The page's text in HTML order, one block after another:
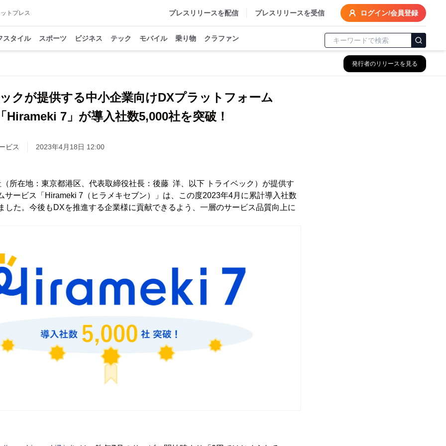
トプレス プレスリリースを配信 プレスリリースを受信 ログイン/会員登録
スタイル スポーツ ビジネス テック モバイル 乗り物 クラファン
発行者のリリースを見る
クが提供する中小企業向けDXプラットフォーム
Hirameki 7」が導入社数5,000社を突破！
ビス 2023年4月18日 12:00
所在地：東京都港区、代表取締役社長：後藤 洋、以下 トライベック）が提供す
サービス「Hirameki 7（ヒラメキセブン）」は、この度2023年4月に累計導入社数
した。今後もDXを推進する企業様に貢献できるよう、一層のサービス品質向上に